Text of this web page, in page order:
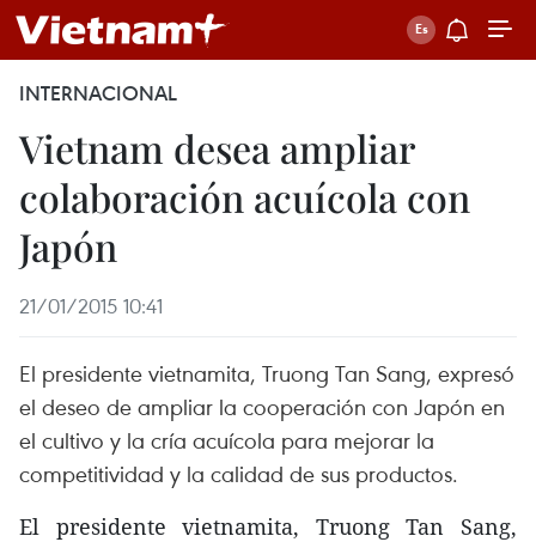
INTERNACIONAL
Vietnam desea ampliar
colaboración acuícola con
Japón
21/01/2015 10:41
El presidente vietnamita, Truong Tan Sang, expresó
el deseo de ampliar la cooperación con Japón en
el cultivo y la cría acuícola para mejorar la
competitividad y la calidad de sus productos.
El presidente vietnamita, Truong Tan Sang,